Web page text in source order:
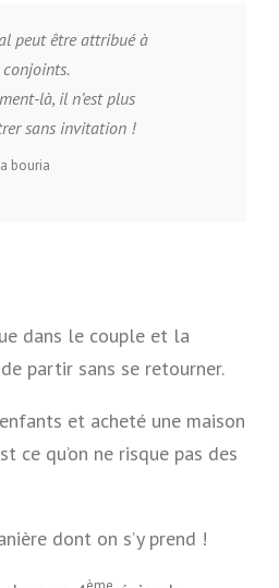
peut être attribué à
conjoints.
là, il n’est plus
sans invitation !
bouria
dans le couple et la
partir sans se retourner.
et acheté une maison
ce qu’on ne risque pas des
dont on s’y prend !